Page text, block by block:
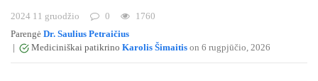
2024 11 gruodžio 0
1760
Parengė Dr. Saulius Petraičius
|
Mediciniškai patikrino Karolis Šimaitis on 6 rugpjūčio, 2026